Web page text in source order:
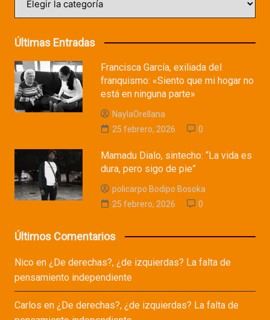
Últimas Entradas
Francisca García, exiliada del
franquismo: «Siento que mi hogar no
está en ninguna parte»
NaylaOrellana
25 febrero, 2026
0
Mamadu Dialo, sintecho: “La vida es
dura, pero sigo de pie”
policarpo Bodipo Bosoka
25 febrero, 2026
0
Últimos Comentarios
Nicoen ¿De derechas?, ¿de izquierdas? La falta de
pensamiento independiente
Carlos en ¿De derechas?, ¿de izquierdas? La falta de